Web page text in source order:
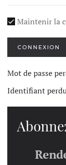
Maintenir la
CONNEXION
Mot de passe
Identifiant